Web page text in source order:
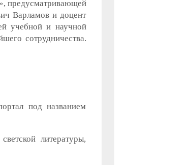
предусматривающей
Варламов и доцент
учебной и научной
сотрудничества.
под названием
литературы,